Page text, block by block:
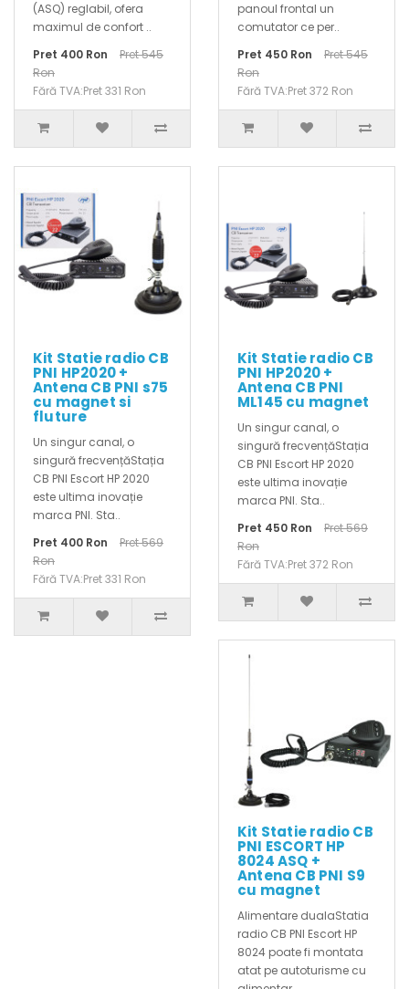
(ASQ) reglabil, ofera
maximul de confort ..
Pret 400 Ron
Pret 545
Ron
Fără TVA:Pret 331 Ron
panoul frontal un
comutator ce per..
Pret 450 Ron
Pret 545
Ron
Fără TVA:Pret 372 Ron
Kit Statie radio CB
PNI HP2020 +
Antena CB PNI s75
cu magnet si
fluture
Un singur canal, o
singură frecvențăStația
CB PNI Escort HP 2020
este ultima inovație
marca PNI. Sta..
Pret 400 Ron
Pret 569
Ron
Fără TVA:Pret 331 Ron
Kit Statie radio CB
PNI HP2020 +
Antena CB PNI
ML145 cu magnet
Un singur canal, o
singură frecvențăStația
CB PNI Escort HP 2020
este ultima inovație
marca PNI. Sta..
Pret 450 Ron
Pret 569
Ron
Fără TVA:Pret 372 Ron
Kit Statie radio CB
PNI ESCORT HP
8024 ASQ +
Antena CB PNI S9
cu magnet
Alimentare dualaStatia
radio CB PNI Escort HP
8024 poate fi montata
atat pe autoturisme cu